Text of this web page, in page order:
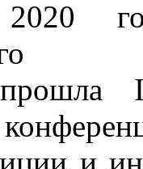
прошла
и